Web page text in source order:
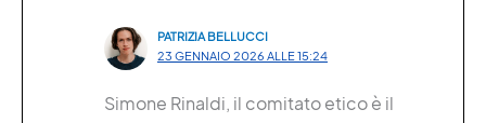
PATRIZIA BELLUCCI
23 GENNAIO 2026 ALLE 15:24
Simone Rinaldi, il comitato etico è il